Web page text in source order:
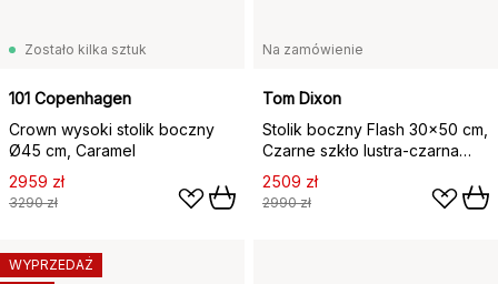
Zostało kilka sztuk
101 Copenhagen
Crown wysoki stolik boczny
Ø45 cm, Caramel
2959 zł
3290 zł
Na zamówienie
Tom Dixon
Stolik boczny Flash 30x50 cm,
Czarne szkło lustra-czarna
rama
2509 zł
2990 zł
WYPRZEDAŻ